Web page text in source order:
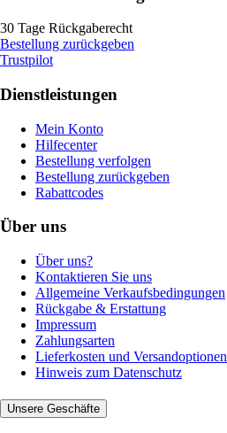
30 Tage Rückgaberecht
Bestellung zurückgeben
Trustpilot
Dienstleistungen
Mein Konto
Hilfecenter
Bestellung verfolgen
Bestellung zurückgeben
Rabattcodes
Über uns
Über uns?
Kontaktieren Sie uns
Allgemeine Verkaufsbedingungen
Rückgabe & Erstattung
Impressum
Zahlungsarten
Lieferkosten und Versandoptionen
Hinweis zum Datenschutz
Unsere Geschäfte